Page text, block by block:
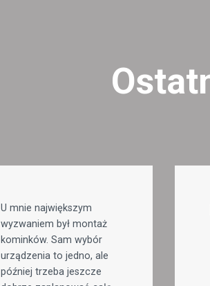
U mnie największym
wyzwaniem był montaż
kominków. Sam wybór
urządzenia to jedno, ale
później trzeba jeszcze